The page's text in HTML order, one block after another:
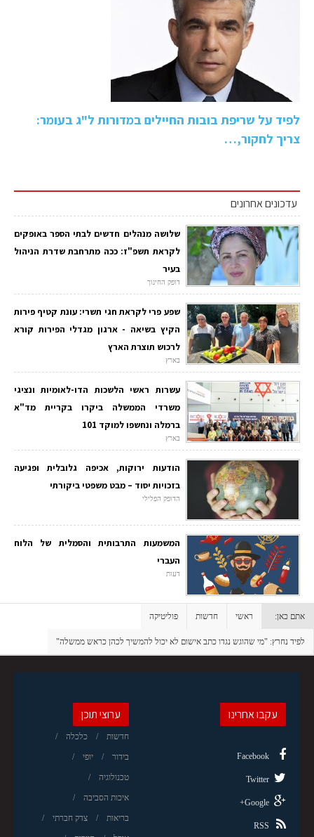
לפיד על שריפת בובות החיילים במדורות ל"ג בעומר:
צריך לחקור,…
עדכונים אחרונים
שלושה מנהלים חדשים לבתי הספר באופקים
לקראת תשפ"ז: ככה מתרחבת שדרת הניהול
בעיר
דופק החינוך
שפע פרי לקראת חגי תשרי: עונת קטיף פירות
הקיץ בשיאה - ארגון מגדלי הפירות קורא
לרכוש תוצרת הארץ
בארץ
עשרות ראשי הלשכות הדו-לאומיות ונציגי
משרדי הממשלה ביקרו בקריית מד"א
ברמלה ונחשפו למוקד 101
בארץ
הודעות ירוקות, אכיפה גלובלית ופגיעה
בזכויות יסוד – מבט משפטי ביקורתי
הדופק הפלילי
המשמעות התרבותית והסמלית של הלוח
העברי
דעות
אתם כאן: ראשי חדשות פוליטיקה
לפיד נחרץ: "מי שהוגש נגדו כתב אישום לא יכול להמשיך לכהן כראש ממשלה"
ערוצי תוכן
חדשות כלכלה
בידור יופי
טכנולוגיה
איכות הסביבה
בריאות צדק חברתי
עקבו אחרינו
Facebook
Twitter
Google+
RSS